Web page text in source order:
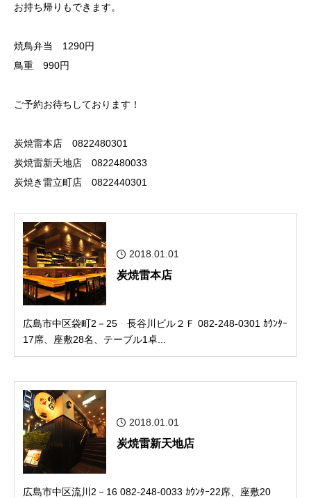
お持ち帰りもできます。
焼鳥弁当 1290円
鳥重 990円
ご予約お待ちしております！
炭焼雷本店 0822480301
炭焼雷新天地店 0822480033
炭焼き雷立町店 0822440301
2018.01.01
炭焼雷本店
広島市中区袋町2－25 長谷川ビル２Ｆ 082-248-0301 ｶｳﾝﾀｰ
17席、座敷28名、テーブル1卓...
2018.01.01
炭焼雷新天地店
広島市中区流川2－16 082-248-0033 ｶｳﾝﾀｰ22席、座敷20